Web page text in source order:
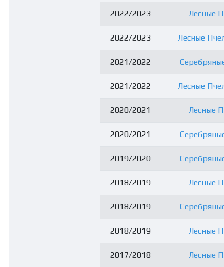
2022/2023 Лесные
2022/2023 Лесные
2021/2022
2021/2022 Лесные
2020/2021 Лесные
2020/2021
2019/2020
2018/2019 Лесные
2018/2019
2018/2019 Лесные
2017/2018 Лесные